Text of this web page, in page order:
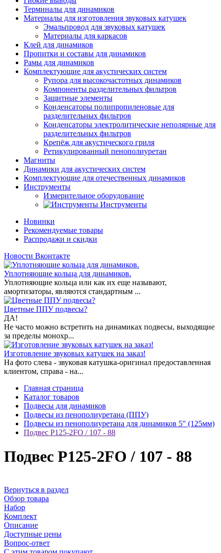
Терминалы для динамиков
Материалы для изготовления звуковых катушек
Эмальпровод для звуковых катушек
Материалы для каркасов
Клей для динамиков
Пропитки и составы для динамиков
Рамы для динамиков
Комплектующие для акустических систем
Рупора для высокочастотных динамиков
Компоненты разделительных фильтров
Защитные элементы
Конденсаторы полипропиленовые для
разделительных фильтров
Конденсаторы электролитические неполярные для
разделительных фильтров
Крепёж для акустического гриля
Ретикулированный пенополиуретан
Магниты
Динамики для акустических систем
Комплектующие для отечественных динамиков
Инструменты
Измерительное оборудование
Инструменты
Новинки
Рекомендуемые товары
Распродажи и скидки
Новости Вконтакте
Уплотняющие кольца для динамиков.
Уплотняющие кольца или как их еще называют,
амортизаторы, являются стандартным ...
Цветные ППУ подвесы?
ДА!
Не часто можно встретить на динамиках подвесы, выходящие
за пределы монохр...
Изготовление звуковых катушек на заказ!
На фото слева - звуковая катушка-оригинал предоставленная
клиентом, справа - на...
Главная страница
Каталог товаров
Подвесы для динамиков
Подвесы из пенополиуретана (ППУ)
Подвесы из пенополиуретана для динамиков 5" (125мм)
Подвес Р125-2FO / 107 - 88
Подвес Р125-2FO / 107 - 88
Вернуться в раздел
Обзор товара
Набор
Комплект
Описание
Доступные цены
Вопрос-ответ